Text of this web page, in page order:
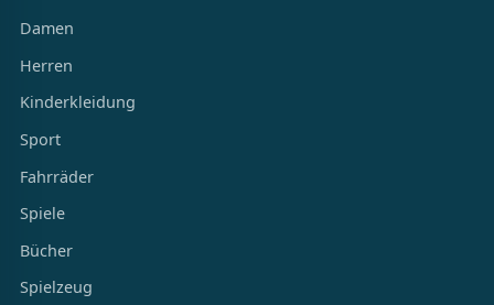
Damen
Herren
Kinderkleidung
Sport
Fahrräder
Spiele
Bücher
Spielzeug